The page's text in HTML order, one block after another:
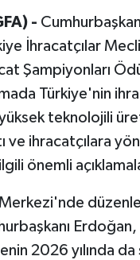
-
İhracatçılar
Şampiyonları
Türkiye'nin
teknolojili
ve ihracatçılara
önemli
2026 yılında